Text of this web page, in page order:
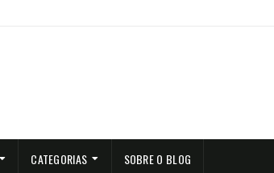
CATEGORIAS SOBRE O BLOG